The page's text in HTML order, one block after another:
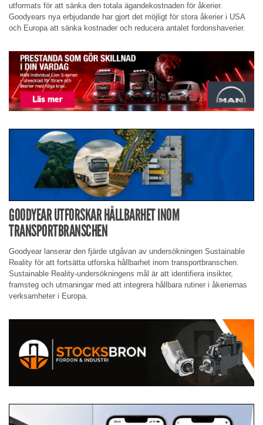
utformats för att sänka den totala ägandekostnaden för åkerier.
Goodyears nya erbjudande har gjort det möjligt för stora åkerier i USA
och Europa att sänka kostnader och reducera antalet fordonshaverier.
GOODYEAR UTFORSKAR HÅLLBARHET INOM
TRANSPORTBRANSCHEN
Goodyear lanserar den fjärde utgåvan av undersökningen Sustainable
Reality för att fortsätta utforska hållbarhet inom transportbranschen.
Sustainable Reality-undersökningens mål är att identifiera insikter,
framsteg och utmaningar med att integrera hållbara rutiner i åkeriernas
verksamheter i Europa.